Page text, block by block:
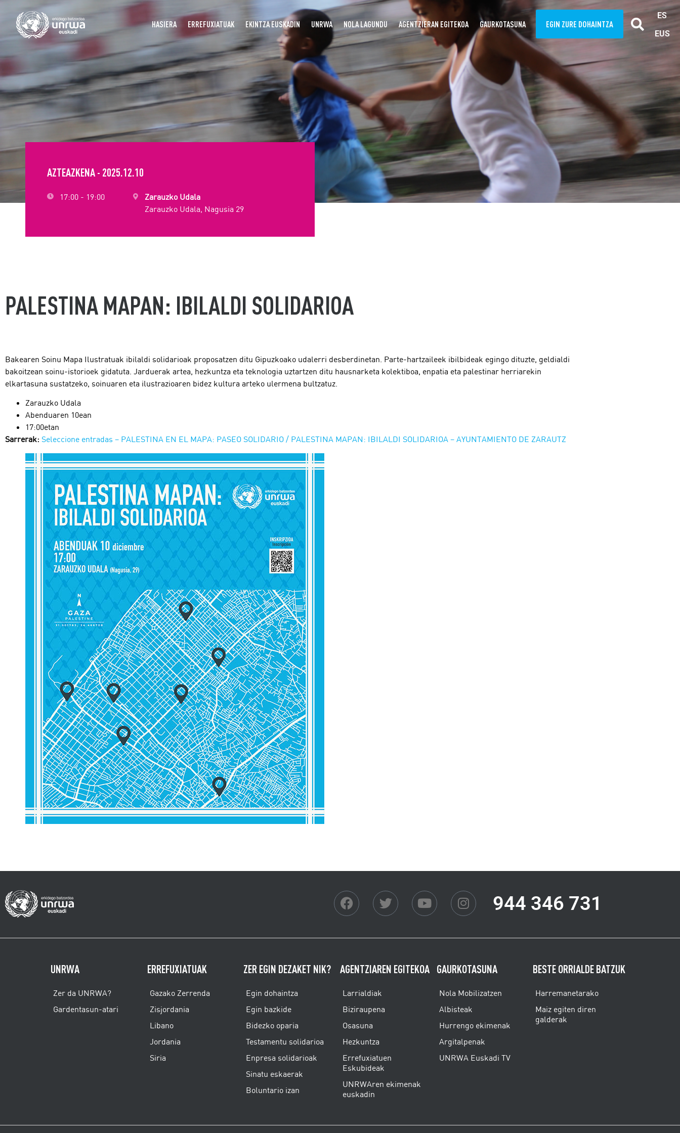
HASIERA ERREFUXIATUAK EKINTZA EUSKADIN UNRWA NOLA LAGUNDU AGENTZIERAN EGITEKOA GAURKOTASUNA EGIN ZURE DOHAINTZA
ES
EUS
AZTEAZKENA - 2025.12.10
17:00 - 19:00
Zarauzko Udala
Zarauzko Udala, Nagusia 29
PALESTINA MAPAN: IBILALDI SOLIDARIOA
Bakearen Soinu Mapa Ilustratuak ibilaldi solidarioak proposatzen ditu Gipuzkoako udalerri desberdinetan. Parte-hartzaileek ibilbideak egingo dituzte, geldialdi
bakoitzean soinu-istorioek gidatuta. Jarduerak artea, hezkuntza eta teknologia uztartzen ditu hausnarketa kolektiboa, enpatia eta palestinar herriarekin
elkartasuna sustatzeko, soinuaren eta ilustrazioaren bidez kultura arteko ulermena bultzatuz.
Zarauzko Udala
Abenduaren 10ean
17:00etan
Sarrerak: Seleccione entradas – PALESTINA EN EL MAPA: PASEO SOLIDARIO / PALESTINA MAPAN: IBILALDI SOLIDARIOA – AYUNTAMIENTO DE ZARAUTZ
944 346 731
UNRWA
Zer da UNRWA?
Gardentasun-atari
ERREFUXIATUAK
Gazako Zerrenda
Zisjordania
Libano
Jordania
Siria
ZER EGIN DEZAKET NIK?
Egin dohaintza
Egin bazkide
Bidezko oparia
Testamentu solidarioa
Enpresa solidarioak
Sinatu eskaerak
Boluntario izan
AGENTZIAREN EGITEKOA
Larrialdiak
Biziraupena
Osasuna
Hezkuntza
Errefuxiatuen
Eskubideak
UNRWAren ekimenak
euskadin
GAURKOTASUNA
Nola Mobilizatzen
Albisteak
Hurrengo ekimenak
Argitalpenak
UNRWA Euskadi TV
BESTE ORRIALDE BATZUK
Harremanetarako
Maiz egiten diren
galderak